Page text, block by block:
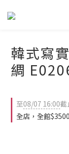
韓式寫
綢
至08/07 16:00截
全店，全館